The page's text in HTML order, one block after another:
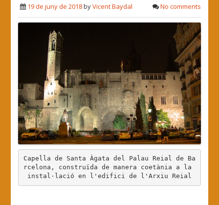
19 de juny de 2018byVicent Baydal No comments
Capella de Santa Àgata del Palau Reial de Ba
rcelona, construïda de manera coetània a la
instal·lació en l'edifici de l'Arxiu Reial